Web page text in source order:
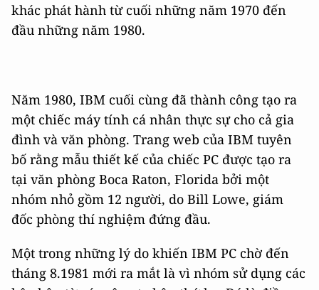
khác phát hành từ cuối những năm 1970 đến
đầu những năm 1980.
Năm 1980, IBM cuối cùng đã thành công tạo ra
một chiếc máy tính cá nhân thực sự cho cả gia
đình và văn phòng. Trang web của IBM tuyên
bố rằng mẫu thiết kế của chiếc PC được tạo ra
tại văn phòng Boca Raton, Florida bởi một
nhóm nhỏ gồm 12 người, do Bill Lowe, giám
đốc phòng thí nghiệm đứng đầu.
Một trong những lý do khiến IBM PC chờ đến
tháng 8.1981 mới ra mắt là vì nhóm sử dụng các